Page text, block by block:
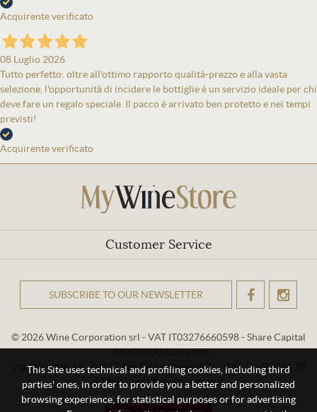
Acquirente verificato
08 Luglio 2026
Tutto perfetto: oltre all'ottimo rapporto qualità-prezzo e alla vasta
selezione, l'opportunità di incidere le bottiglie è un servizio ideale per chi
deve fare un regalo speciale. Il pacco è arrivato ben protetto e nei tempi
previsti!
Acquirente verificato
Customer Service
This Site uses technical and profiling cookies, including third
parties' ones, in order to provide you a better and personalized
browsing experience, for statistical purposes or for advertising
SUBSCRIBE TO OUR NEWSLETTER
© 2026 Wine Corporation srl - VAT IT03276660598 - Share Capital
€10,000.00 fully paid
Via Sabaudia, 56 - 04017 San Felice Circeo (LT) - ITALY - +39 334 29
93 956 - info@mywinestore.it